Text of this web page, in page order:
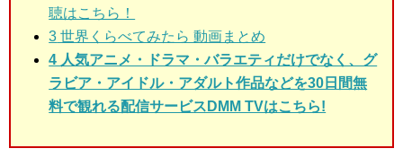
聴はこちら！
3 世界くらべてみたら 動画まとめ
4 人気アニメ・ドラマ・バラエティだけでなく、グ
ラビア・アイドル・アダルト作品などを30日間無
料で観れる配信サービスDMM TVはこちら!